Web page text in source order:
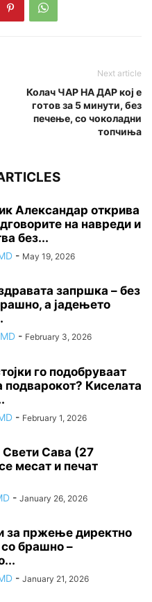
Next article
Колач ЧАР НА ДАР кој е
готов за 5 минути, без
печење, со чоколадни
топчиња
Александар открива
на навреди и
без...
- May 19, 2026
запршка – без
а јадењето
- February 3, 2026
го подобруваат
подварокот? Киселата
- February 1, 2026
Сава (27
месат и печат
- January 26, 2026
за пржење директно
брашно –
- January 21, 2026